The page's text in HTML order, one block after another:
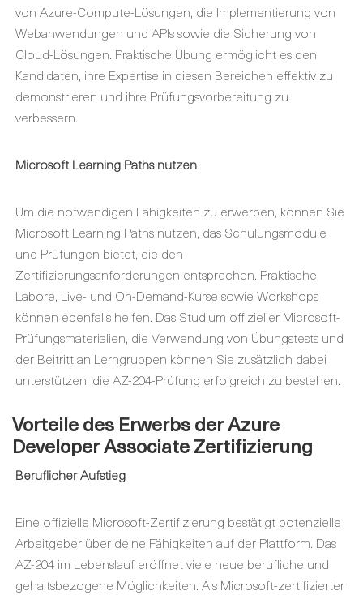
von Azure-Compute-Lösungen, die Implementierung von
Webanwendungen und APIs sowie die Sicherung von
Cloud-Lösungen. Praktische Übung ermöglicht es den
Kandidaten, ihre Expertise in diesen Bereichen effektiv zu
demonstrieren und ihre Prüfungsvorbereitung zu
verbessern.
Microsoft Learning Paths nutzen
Um die notwendigen Fähigkeiten zu erwerben, können Sie
Microsoft Learning Paths nutzen, das Schulungsmodule
und Prüfungen bietet, die den
Zertifizierungsanforderungen entsprechen. Praktische
Labore, Live- und On-Demand-Kurse sowie Workshops
können ebenfalls helfen. Das Studium offizieller Microsoft-
Prüfungsmaterialien, die Verwendung von Übungstests und
der Beitritt an Lerngruppen können Sie zusätzlich dabei
unterstützen, die AZ-204-Prüfung erfolgreich zu bestehen.
Vorteile des Erwerbs der Azure
Developer Associate Zertifizierung
Beruflicher Aufstieg
Eine offizielle Microsoft-Zertifizierung bestätigt potenzielle
Arbeitgeber über deine Fähigkeiten auf der Plattform. Das
AZ-204 im Lebenslauf eröffnet viele neue berufliche und
gehaltsbezogene Möglichkeiten. Als Microsoft-zertifizierter